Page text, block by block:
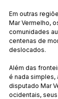
Em outras
Mar Vermelho,
comunidades
centenas de
deslocados.
Além das
é nada simples,
disputado Mar
ocidentais,